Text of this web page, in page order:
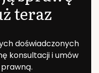
teraz
doświadczonych
konsultacji i umów